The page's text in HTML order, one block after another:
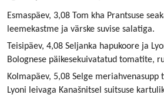
Esmaspäev, 3,08 Tom kha Prantsuse
leemekastme ja värske suvise salatiga.
Teisipäev, 4,08 Seljanka hapukoore ja
Bolognese päikesekuivatatud tomatite,
Kolmapäev, 5,08 Selge
Lyoni leivaga Kanašnitsel suitsuse